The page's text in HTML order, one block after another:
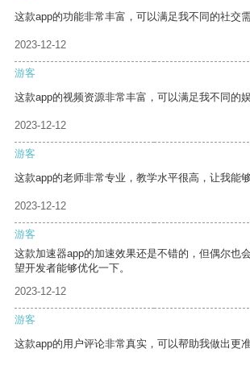
这款app的功能非常丰富，可以满足我不同的社交需
2023-12-12
游客
这款app的视频资源非常丰富，可以满足我不同的娱
2023-12-12
游客
这款app的老师非常专业，教学水平很高，让我能
2023-12-12
游客
这款加速器app的加速效果还是不错的，但偶尔也
望开发者能够优化一下。
2023-12-12
游客
这款app的用户评论非常真实，可以帮助我做出更准